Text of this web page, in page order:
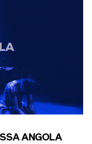
ANGOLA